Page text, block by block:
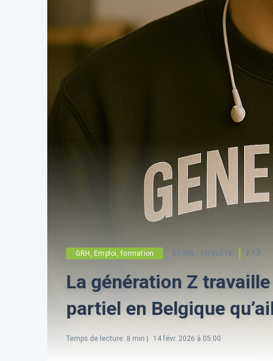
GRH, Emploi, formation ETUDE | ENQUÊTE F.F.F.
La génération Z
partiel en Belgique
Temps de lecture: 8 min | 14 févr. 2026 à 05:00